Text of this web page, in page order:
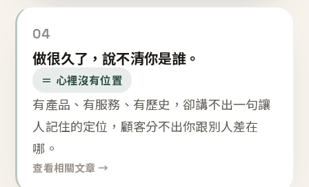
04
做很久了，說不清你是誰。
＝ 心裡沒有位置
有產品、有服務、有歷史，卻講不出一句讓
人記住的定位，顧客分不出你跟別人差在
哪。
查看相關文章 →